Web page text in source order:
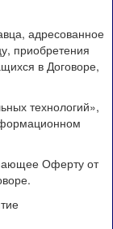
адресованное
приобретения
в Договоре,
технологий»,
Оферту от